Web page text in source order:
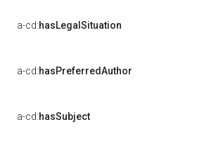
a-cd:hasLegalSituation
a-cd:hasPreferredAuthor
a-cd:hasSubject